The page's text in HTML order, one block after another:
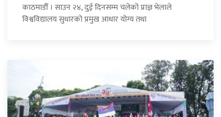
काठमाडौँ । साउन २४, दुई दिनसम्म चलेको प्राज्ञ भेलाले
विश्वविद्यालय सुधारको प्रमुख आधार योग्य तथा